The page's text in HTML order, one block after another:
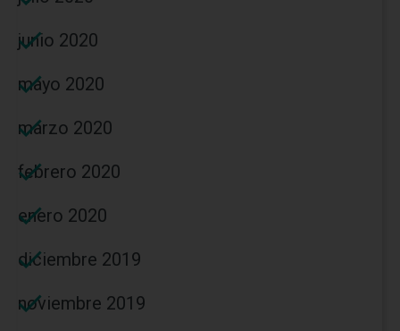
junio 2020
mayo 2020
marzo 2020
febrero 2020
enero 2020
diciembre 2019
noviembre 2019